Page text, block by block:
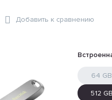
Добавить к сравнению
64 GB
512 GB